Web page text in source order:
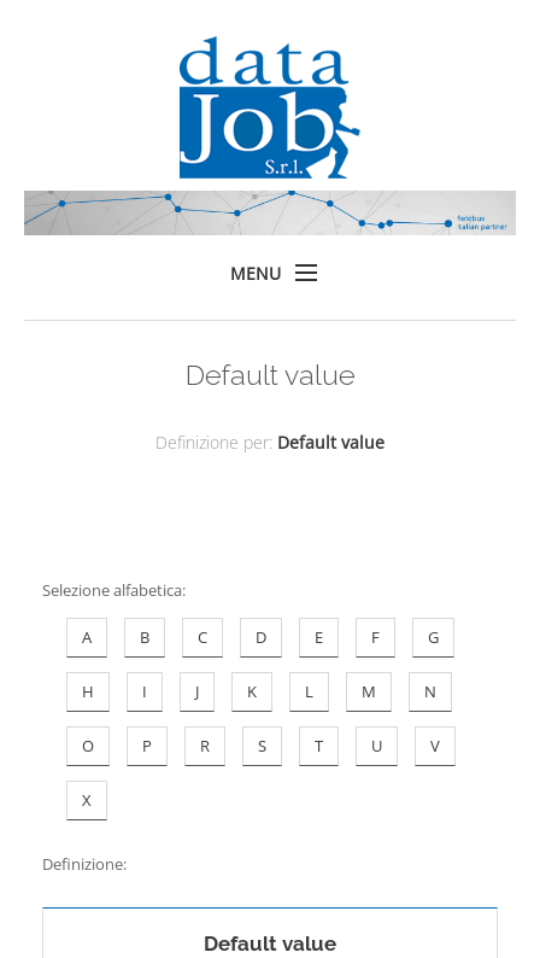
MENU
Default value
Definizione per: Default value
Selezione alfabetica:
A B C D E F G
H I J K L M N
O P R S T U V
X
Definizione:
Default value